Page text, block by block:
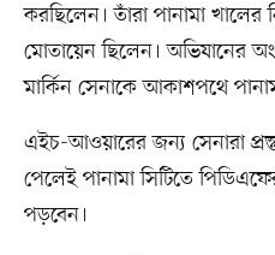
করছিলেন। তাঁরা পানামা খালের
মোতায়েন ছিলেন। অভিযানের
মার্কিন সেনাকে আকাশপথে
এইচ-আওয়ারের জন্য সেনারা
পেলেই পানামা সিটিতে
পড়বেন।